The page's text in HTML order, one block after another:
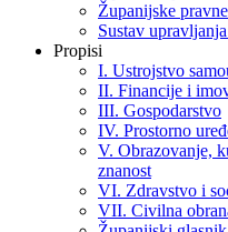
Županijske
Sustav
Propisi
I. Ustrojstvo
II. Financije i
III. Gospodarstvo
IV. Prostorno
V. Obrazovanje,
znanost
VI. Zdravstvo i
VII. Civilna